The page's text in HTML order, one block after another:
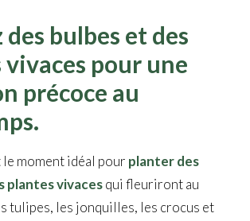
bulbes et des
pour une
précoce au
le moment idéal pour planter des
plantes vivacesqui fleuriront au
tulipes, les jonquilles, les crocus et